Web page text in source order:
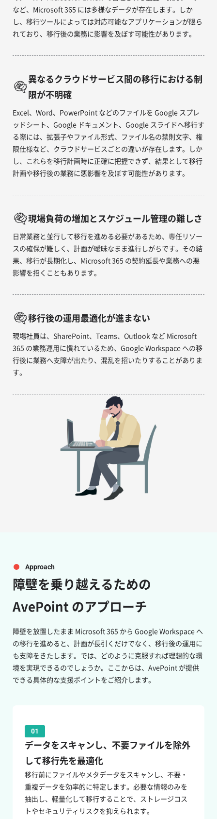
など、Microsoft 365 には多様なデータが存在します。しか
し、移行ツールによっては対応可能なアプリケーションが限ら
れており、移行後の業務に影響を及ぼす可能性があります。
異なるクラウドサービス間の移行における制
限が不明確
Excel、Word、PowerPoint などのファイルを Google スプレ
ッドシート、Google ドキュメント、Google スライドへ移行す
る際には、拡張子やファイル形式、ファイル名の禁則文字、権
限仕様など、クラウドサービスごとの違いが存在します。しか
し、これらを移行計画時に正確に把握できず、結果として移行
計画や移行後の業務に悪影響を及ぼす可能性があります。
現場負荷の増加とスケジュール管理の難しさ
日常業務と並行して移行を進める必要があるため、専任リソー
スの確保が難しく、計画が曖昧なまま進行しがちです。その結
果、移行が長期化し、Microsoft 365 の契約延長や業務への悪
影響を招くこともあります。
移行後の運用最適化が進まない
現場社員は、SharePoint、Teams、Outlook など Microsoft
365 の業務運用に慣れているため、Google Workspace への移
行後に業務へ支障が出たり、混乱を招いたりすることがありま
す。
Approach
障壁を乗り越えるための
AvePoint のアプローチ
障壁を放置したまま Microsoft 365 から Google Workspace へ
の移行を進めると、計画が長引くだけでなく、移行後の運用に
も支障をきたします。では、どのように克服すれば理想的な環
境を実現できるのでしょうか。ここからは、AvePoint が提供
できる具体的な支援ポイントをご紹介します。
01
データをスキャンし、不要ファイルを除外
して移行先を最適化
移行前にファイルやメタデータをスキャンし、不要・
重複データを効率的に特定します。必要な情報のみを
抽出し、軽量化して移行することで、ストレージコス
トやセキュリティリスクを抑えられます。